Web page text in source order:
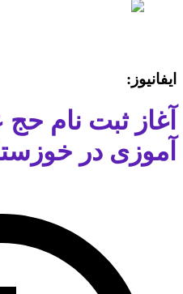
ایفانیوز:
آغاز ثبت نام
آموزی در